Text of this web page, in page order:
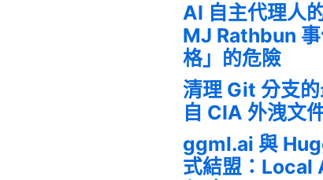
AI 自主代理人
MJ Rathbun
格」的危險
清理 Git 分支
自 CIA 外洩文
ggml.ai 與
式結盟：Local